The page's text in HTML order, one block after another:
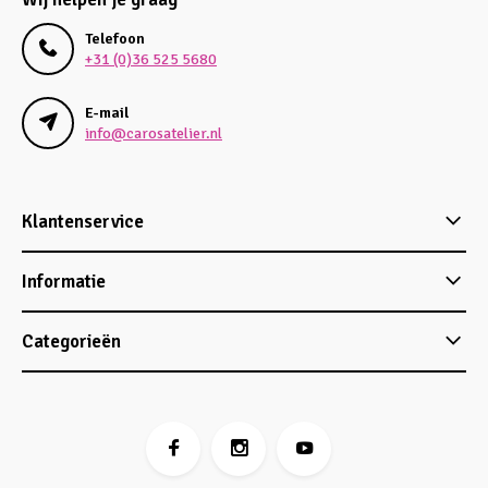
Telefoon
+31 (0)36 525 5680
E-mail
info@carosatelier.nl
Klantenservice
Informatie
Categorieën